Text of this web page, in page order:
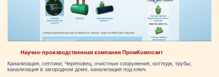
Научно-производственная компания ПромКомпозит
Канализация, септики, Череповец, очистные сооружения, коттедж, трубы,
канализация в загородном доме, канализация под ключ.